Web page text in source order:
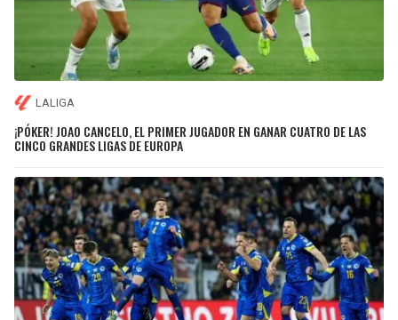
LALIGA
¡PÓKER! JOAO CANCELO, EL PRIMER JUGADOR EN GANAR CUATRO DE LAS
CINCO GRANDES LIGAS DE EUROPA